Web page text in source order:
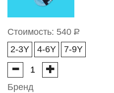
Стоимость: 540 Р
2-3Y
4-6Y 7-9Y
Бренд